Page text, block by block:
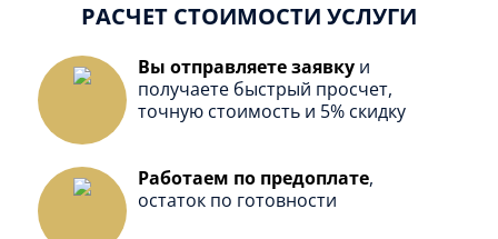
РАСЧЕТ СТОИМОСТИ УСЛУГИ
Вы отправляете заявкуи
получаете быстрый просчет,
точную стоимость и 5% скидку
Работаем по предоплате,
остаток по готовности